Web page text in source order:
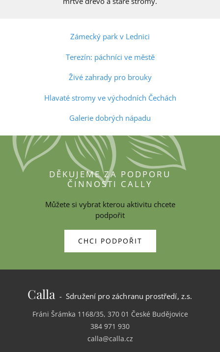
Zámecký park v Lednici
Terezín: páchníci ve městě
Živé zahrady pro brouky
Hlavaté stromy ve východních Čechách
Galerie dobrých nápadu
DĚKUJEME ZA PODPORU
ČINNOSTI CALLY
Můžete si vybrat kterou aktivitu chcete
podpořit
CHCI PODPOŘIT
Calla- Sdružení pro záchranu prostředí, z.s.
Fráni Šrámka 1168/35, 370 01 České Budějovice
384 971 930
calla@calla.cz